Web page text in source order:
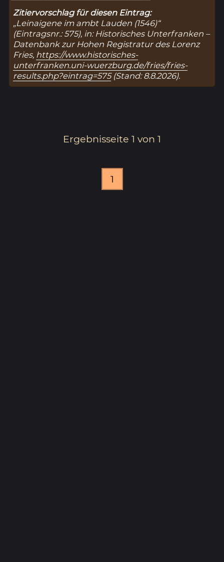
Zitiervorschlag für diesen Eintrag:
„Leinaigene im ambt Lauden (1546)“
(Eintragsnr.: 575), in: Historisches Unterfranken –
Datenbank zur Hohen Registratur des Lorenz
Fries, https://www.historisches-
unterfranken.uni-wuerzburg.de/fries/fries-
results.php?eintrag=575(Stand: 8.8.2026).
Ergebnisseite 1 von 1
1